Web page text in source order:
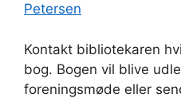
Petersen
Kontakt bibliotekaren
bog. Bogen vil blive
foreningsmøde eller